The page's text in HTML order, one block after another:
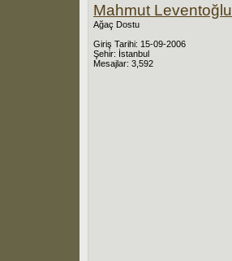
Mahmut Leventoğlu
Ağaç Dostu
Giriş Tarihi: 15-09-2006
Şehir: İstanbul
Mesajlar: 3,592